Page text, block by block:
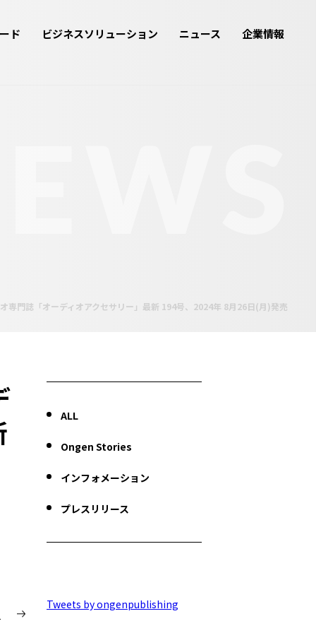
ド ビジネスソリューション ニュース 企業情報
専門誌「オーディオアクセサリー」最新 194号、2024年 8月26日(月)発売
ALL
Ongen Stories
インフォメーション
プレスリリース
Tweets by ongenpublishing